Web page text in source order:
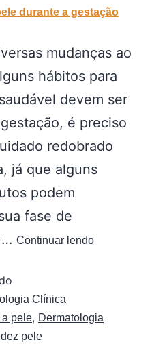
durante a gestação
mudanças ao
hábitos para
devem ser
é preciso
redobrado
já que alguns
podem
fase de
Continuar lendo
Clínica
pele, Dermatologia
pele